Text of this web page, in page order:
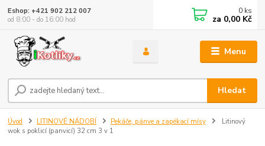
Menu
Hledat
Eshop: +421 902 212 007
od 8:00 - do 16:00 hod
0 ks
za 0,00 Kč
Úvod LITINOVÉ NÁDOBÍ Pekáče, pánve a zapékací mísy
Litinový
wok s poklicí (panvicí) 32 cm 3 v 1